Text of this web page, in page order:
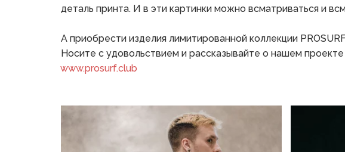
деталь принта. И в эти картинки можно всматриваться и
А приобрести изделия лимитированной коллекции
Носите с удовольствием и рассказывайте о нашем проекте
www.prosurf.club